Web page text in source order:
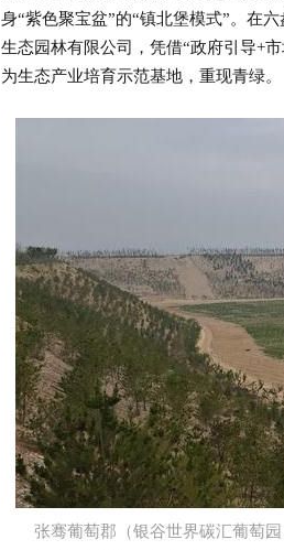
身“紫色聚宝盆”的“镇北堡模式”。在
生态园林有限公司，凭借“政府引导+
为生态产业培育示范基地，重现青绿。
张骞葡萄郡（银谷世界碳汇葡萄